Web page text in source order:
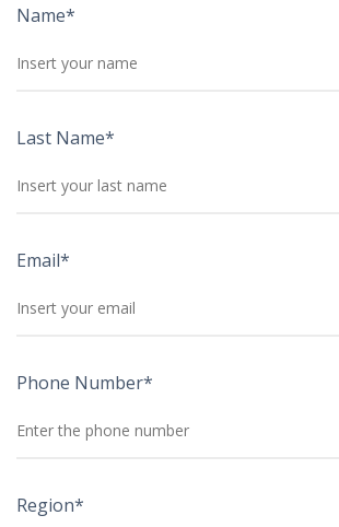
Name*
Last Name*
Email*
Phone Number*
Region*